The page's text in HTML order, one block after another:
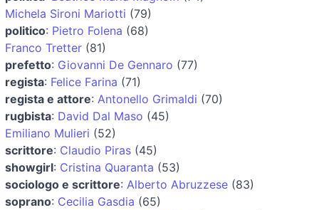
Michela Sironi Mariotti (79)
politico: Pietro Folena (68)
Franco Tretter (81)
prefetto: Giovanni De Gennaro (77)
regista: Felice Farina (71)
regista e attore: Antonello Grimaldi (70)
rugbista: David Dal Maso (45)
Emiliano Mulieri (52)
scrittore: Claudio Piras (45)
showgirl: Cristina Quaranta (53)
sociologo e scrittore: Alberto Abruzzese (83)
soprano: Cecilia Gasdia (65)